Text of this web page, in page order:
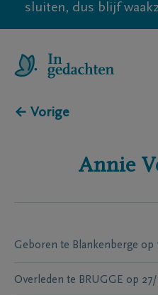
sluiten, dus blijf
← Vorige
Annie
Geboren te Blankenberge op
Overleden te BRUGGE op